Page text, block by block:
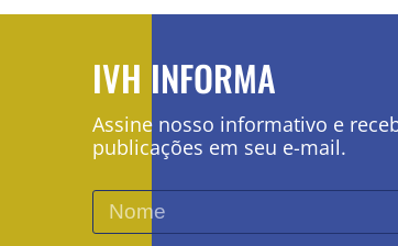
IVH INFORMA
Assine nosso informativo e
publicações em seu e-mail.